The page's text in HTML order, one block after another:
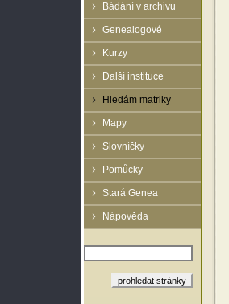
Bádání v archivu
Genealogové
Kurzy
Další instituce
Hledám matriky
Mapy
Slovníčky
Pomůcky
Stará Genea
Nápověda